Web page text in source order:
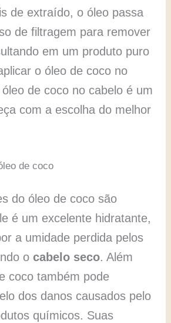
de extraído, o óleo passa
de filtragem para remover
em um produto puro
o óleo de coco no
de coco no cabelo é um
com a escolha do melhor
de coco
do óleo de coco são
é um excelente hidratante,
a umidade perdida pelos
ocabelo seco. Além
coco também pode
dos danos causados pelo
químicos. Suas